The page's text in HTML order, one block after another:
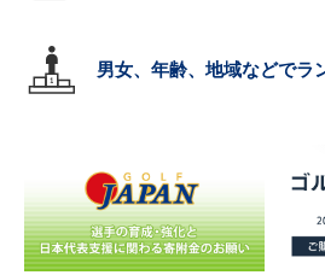
男女、年齢、地域などでラ